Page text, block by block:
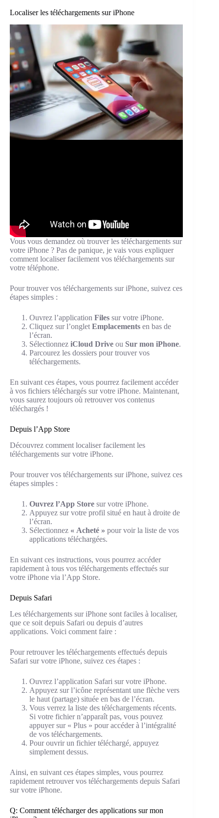
Localiser les téléchargements sur iPhone
Vous vous demandez où trouver les téléchargements sur
votre iPhone ? Pas de panique, je vais vous expliquer
comment localiser facilement vos téléchargements sur
votre téléphone.
Pour trouver vos téléchargements sur iPhone, suivez ces
étapes simples :
Ouvrez l’application Files sur votre iPhone.
Cliquez sur l’onglet Emplacements en bas de
l’écran.
Sélectionnez iCloud Drive ou Sur mon iPhone.
Parcourez les dossiers pour trouver vos
téléchargements.
En suivant ces étapes, vous pourrez facilement accéder
à vos fichiers téléchargés sur votre iPhone. Maintenant,
vous saurez toujours où retrouver vos contenus
téléchargés !
Depuis l’App Store
Découvrez comment localiser facilement les
téléchargements sur votre iPhone.
Pour trouver vos téléchargements sur iPhone, suivez ces
étapes simples :
Ouvrez l’App Store sur votre iPhone.
Appuyez sur votre profil situé en haut à droite de
l’écran.
Sélectionnez « Acheté » pour voir la liste de vos
applications téléchargées.
En suivant ces instructions, vous pourrez accéder
rapidement à tous vos téléchargements effectués sur
votre iPhone via l’App Store.
Depuis Safari
Les téléchargements sur iPhone sont faciles à localiser,
que ce soit depuis Safari ou depuis d’autres
applications. Voici comment faire :
Pour retrouver les téléchargements effectués depuis
Safari sur votre iPhone, suivez ces étapes :
Ouvrez l’application Safari sur votre iPhone.
Appuyez sur l’icône représentant une flèche vers
le haut (partage) située en bas de l’écran.
Vous verrez la liste des téléchargements récents.
Si votre fichier n’apparaît pas, vous pouvez
appuyer sur « Plus » pour accéder à l’intégralité
de vos téléchargements.
Pour ouvrir un fichier téléchargé, appuyez
simplement dessus.
Ainsi, en suivant ces étapes simples, vous pourrez
rapidement retrouver vos téléchargements depuis Safari
sur votre iPhone.
Q: Comment télécharger des applications sur mon